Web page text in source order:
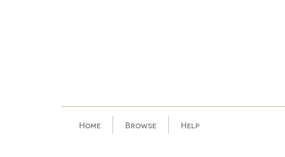
Home Browse Help